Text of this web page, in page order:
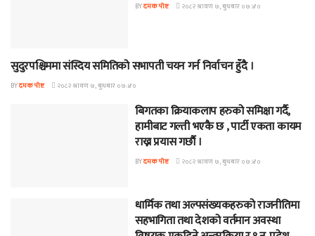
BYदमक पोष्ट २०८२ श्रावण ७, बुधबार ०७:४०
BANNER NEWS
सुदुरपश्चिममा संस्दिय समितिको सभापती चयन गर्न निर्वाचन हुँदै ।
BYदमक पोष्ट २०८२ श्रावण ७, बुधबार ०७:४०
बिगतका क्रियाकलाप हरुको समिक्षा गर्दै,
हामीबाट गल्ती भएकै छ , पार्टी एकता कायम
राख्न प्रयास गर्छौ ।
BYदमक पोष्ट २०८२ श्रावण ७, बुधबार ०७:४०
धार्मिक तथा अल्पसंख्यकहरुको राजनीतिमा
सहभागिता तथा देशको वर्तमान अवस्था